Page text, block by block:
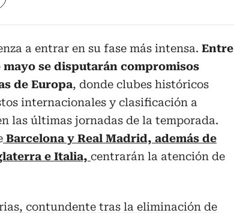
a entrar en su fase más intensa. Entre
mayo se disputarán compromisos
de Europa, donde clubes históricos
internacionales y clasificación a
las últimas jornadas de la temporada.
Barcelona y Real Madrid, además de
e Italia, centrarán la atención de
contundente tras la eliminación de